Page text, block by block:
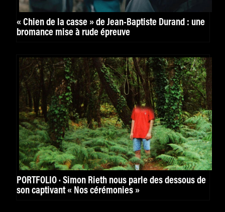
« Chien de la casse » de Jean-Baptiste Durand : une
bromance mise à rude épreuve
PORTFOLIO · Simon Rieth nous parle des dessous de
son captivant « Nos cérémonies »